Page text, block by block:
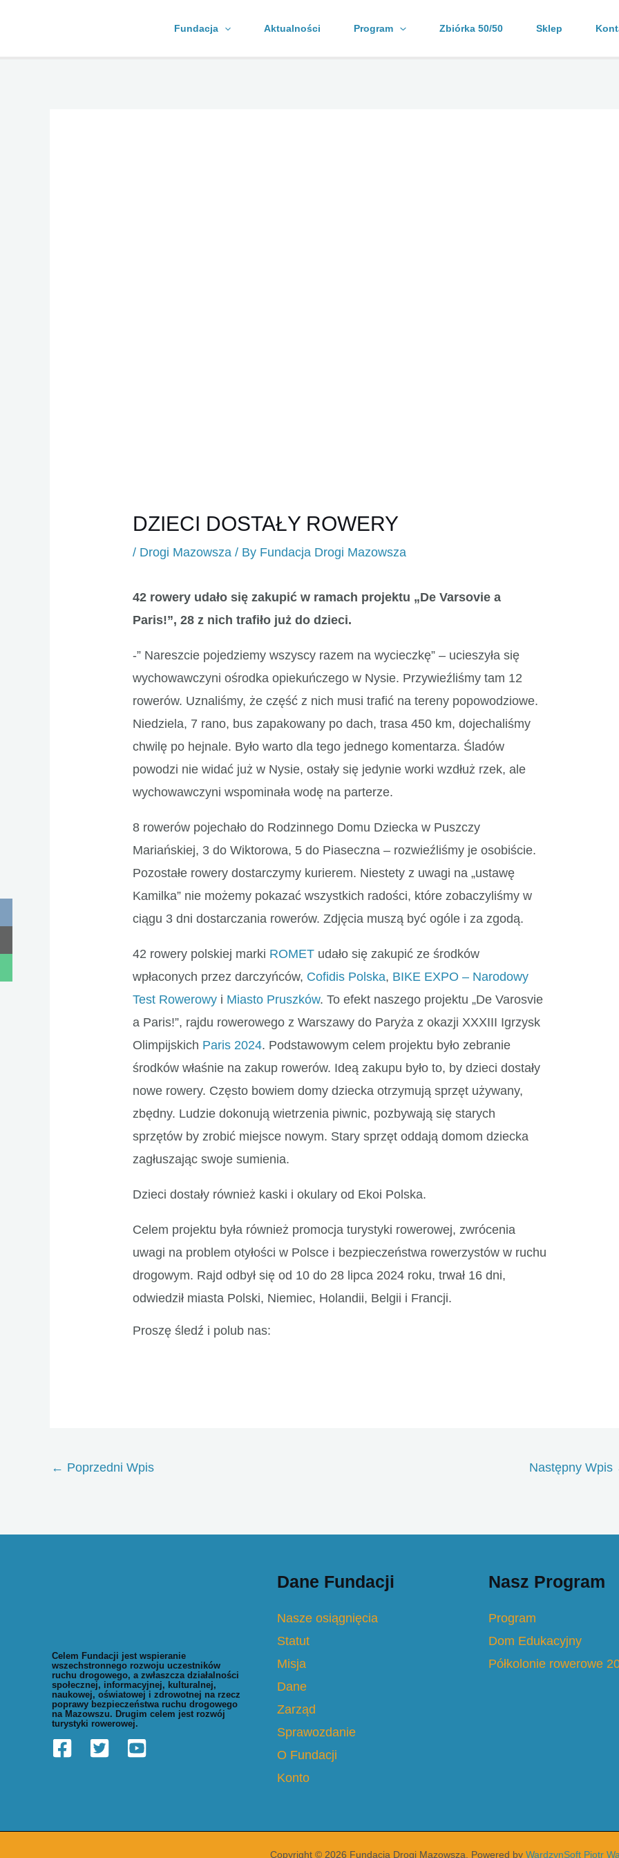
Fundacja Aktualności Program Zbiórka 50/50 Sklep
DZIECI DOSTAŁY ROWERY
/ Drogi Mazowsza / By Fundacja Drogi Mazowsza
42 rowery udało się zakupić w ramach projektu „De Varsovie a
Paris!”, 28 z nich trafiło już do dzieci.
-” Nareszcie pojedziemy wszyscy razem na wycieczkę” – ucieszyła się
wychowawczyni ośrodka opiekuńczego w Nysie. Przywieźliśmy tam 12
rowerów. Uznaliśmy, że część z nich musi trafić na tereny popowodziowe.
Niedziela, 7 rano, bus zapakowany po dach, trasa 450 km, dojechaliśmy
chwilę po hejnale. Było warto dla tego jednego komentarza. Śladów
powodzi nie widać już w Nysie, ostały się jedynie worki wzdłuż rzek, ale
wychowawczyni wspominała wodę na parterze.
8 rowerów pojechało do Rodzinnego Domu Dziecka w Puszczy
Mariańskiej, 3 do Wiktorowa, 5 do Piaseczna – rozwieźliśmy je osobiście.
Pozostałe rowery dostarczymy kurierem. Niestety z uwagi na „ustawę
Kamilka” nie możemy pokazać wszystkich radości, które zobaczyliśmy w
ciągu 3 dni dostarczania rowerów. Zdjęcia muszą być ogóle i za zgodą.
42 rowery polskiej marki ROMET udało się zakupić ze środków
wpłaconych przez darczyńców, Cofidis Polska, BIKE EXPO – Narodowy
Test Rowerowy i Miasto Pruszków. To efekt naszego projektu „De Varosvie
a Paris!”, rajdu rowerowego z Warszawy do Paryża z okazji XXXIII Igrzysk
Olimpijskich Paris 2024. Podstawowym celem projektu było zebranie
środków właśnie na zakup rowerów. Ideą zakupu było to, by dzieci dostały
nowe rowery. Często bowiem domy dziecka otrzymują sprzęt używany,
zbędny. Ludzie dokonują wietrzenia piwnic, pozbywają się starych
sprzętów by zrobić miejsce nowym. Stary sprzęt oddają domom dziecka
zagłuszając swoje sumienia.
Dzieci dostały również kaski i okulary od Ekoi Polska.
Celem projektu była również promocja turystyki rowerowej, zwrócenia
uwagi na problem otyłości w Polsce i bezpieczeństwa rowerzystów w ruchu
drogowym. Rajd odbył się od 10 do 28 lipca 2024 roku, trwał 16 dni,
odwiedził miasta Polski, Niemiec, Holandii, Belgii i Francji.
Proszę śledź i polub nas:
Post
← Poprzedni Wpis Następny Wpis
Celem Fundacji jest wspieranie
wszechstronnego rozwoju uczestników
ruchu drogowego, a zwłaszcza działalności
społecznej, informacyjnej, kulturalnej,
naukowej, oświatowej i zdrowotnej na rzecz
poprawy bezpieczeństwa ruchu drogowego
na Mazowszu. Drugim celem jest rozwój
turystyki rowerowej.
Dane Fundacji
Nasze osiągnięcia
Statut
Misja
Dane
Zarząd
Sprawozdanie
O Fundacji
Konto
Nasz Program
Program
Dom Edukacyjny
Półkolonie rowerowe
Copyright © 2026 Fundacja Drogi Mazowsza. Powered by WardzynSoft Piotr